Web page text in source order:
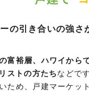
の引き合いの強さ
富裕層、ハワイから
ストの方たちなど​​​​​で
ため、戸建マーケッ